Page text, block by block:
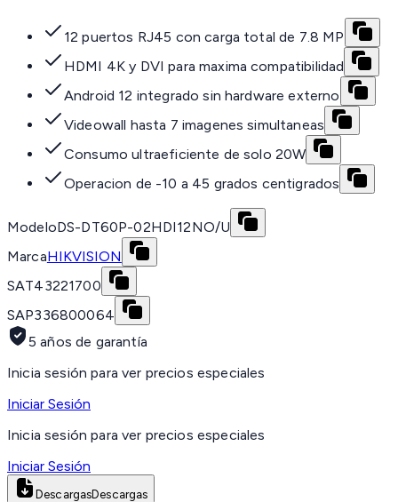
12 puertos RJ45 con carga total de 7.8 MP
HDMI 4K y DVI para maxima compatibilidad
Android 12 integrado sin hardware externo
Videowall hasta 7 imagenes simultaneas
Consumo ultraeficiente de solo 20W
Operacion de -10 a 45 grados centigrados
ModeloDS-DT60P-02HDI12NO/U
MarcaHIKVISION
SAT43221700
SAP336800064
5 años de garantía
Inicia sesión para ver precios especiales
Iniciar Sesión
Inicia sesión para ver precios especiales
Iniciar Sesión
DescargasDescargas